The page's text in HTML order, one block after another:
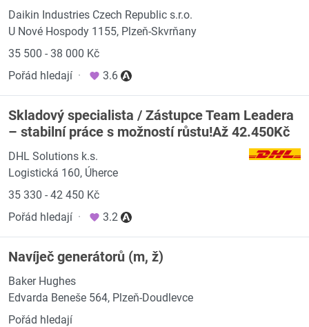
Daikin Industries Czech Republic s.r.o.
U Nové Hospody 1155, Plzeň-Skvrňany
35 500 - 38 000 Kč
Pořád hledají · 3.6
Skladový specialista / Zástupce Team Leadera
– stabilní práce s možností růstu!Až 42.450Kč
DHL Solutions k.s.
Logistická 160, Úherce
35 330 - 42 450 Kč
Pořád hledají · 3.2
Navíječ generátorů (m, ž)
Baker Hughes
Edvarda Beneše 564, Plzeň-Doudlevce
Pořád hledají